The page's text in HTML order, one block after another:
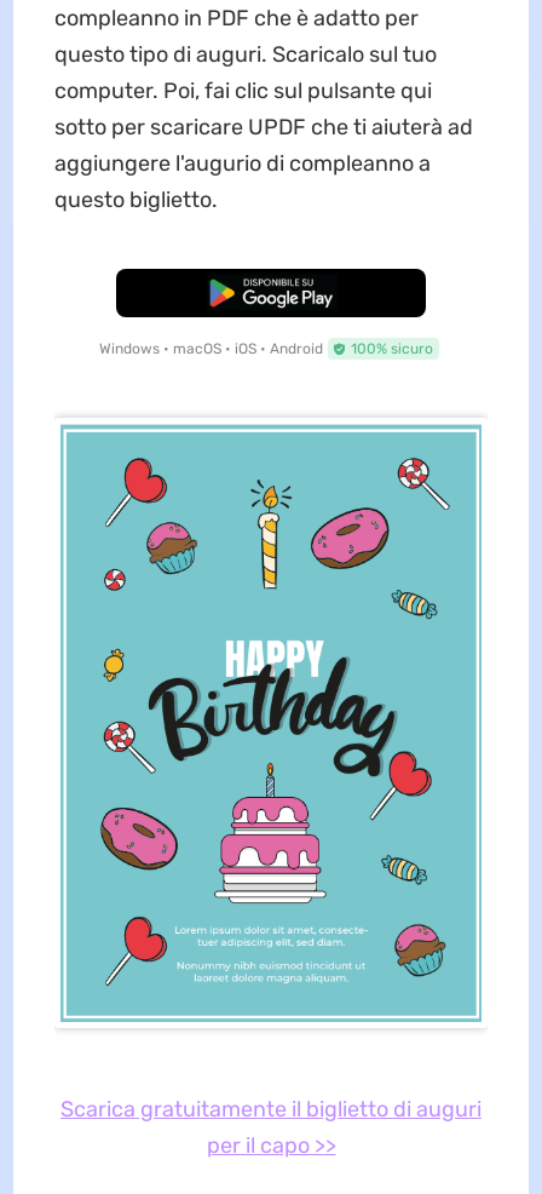
compleanno in PDF che è adatto per
questo tipo di auguri. Scaricalo sul tuo
computer. Poi, fai clic sul pulsante qui
sotto per scaricare UPDF che ti aiuterà ad
aggiungere l'augurio di compleanno a
questo biglietto.
Download Gratis
Windows • macOS • iOS • Android 100% sicuro
Scarica gratuitamente il biglietto di auguri
per il capo >>